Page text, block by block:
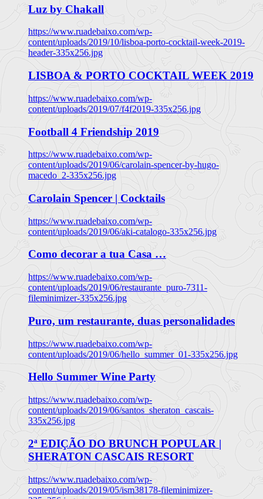
Luz by Chakall
https://www.ruadebaixo.com/wp-
content/uploads/2019/10/lisboa-porto-cocktail-week-2019-
header-335x256.jpg
LISBOA & PORTO COCKTAIL WEEK 2019
https://www.ruadebaixo.com/wp-
content/uploads/2019/07/f4f2019-335x256.jpg
Football 4 Friendship 2019
https://www.ruadebaixo.com/wp-
content/uploads/2019/06/carolain-spencer-by-hugo-
macedo_2-335x256.jpg
Carolain Spencer | Cocktails
https://www.ruadebaixo.com/wp-
content/uploads/2019/06/aki-catalogo-335x256.jpg
Como decorar a tua Casa …
https://www.ruadebaixo.com/wp-
content/uploads/2019/06/restaurante_puro-7311-
fileminimizer-335x256.jpg
Puro, um restaurante, duas personalidades
https://www.ruadebaixo.com/wp-
content/uploads/2019/06/hello_summer_01-335x256.jpg
Hello Summer Wine Party
https://www.ruadebaixo.com/wp-
content/uploads/2019/06/santos_sheraton_cascais-
335x256.jpg
2ª EDIÇÃO DO BRUNCH POPULAR |
SHERATON CASCAIS RESORT
https://www.ruadebaixo.com/wp-
content/uploads/2019/05/ism38178-fileminimizer-